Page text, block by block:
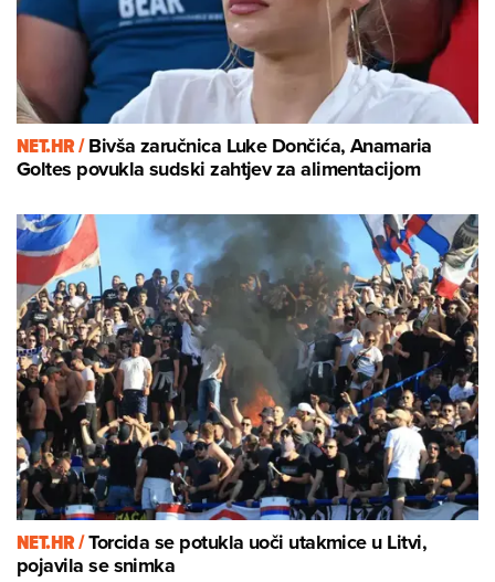
NET.HR /Bivša zaručnica Luke Dončića, Anamaria
Goltes povukla sudski zahtjev za alimentacijom
NET.HR /Torcida se potukla uoči utakmice u Litvi,
pojavila se snimka